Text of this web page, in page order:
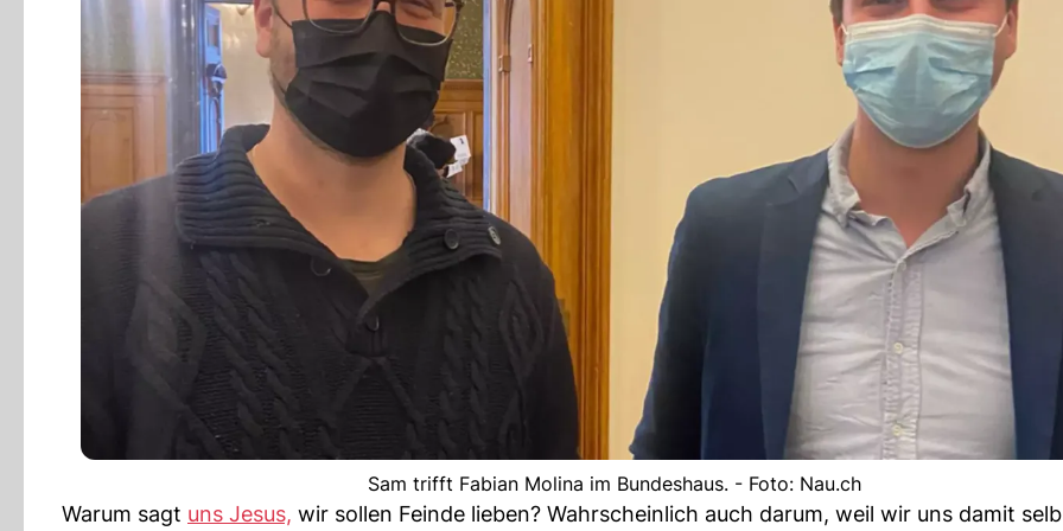
Sam trifft Fabian Molina im Bundeshaus. - Foto: Nau.ch
Warum sagt uns Jesus, wir sollen Feinde lieben? Wahrscheinlich auch darum, weil wir uns damit